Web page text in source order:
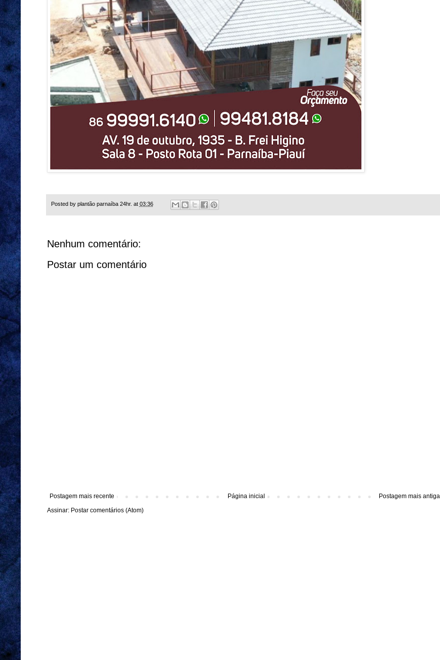
Posted by plantão parnaíba 24hr. at 03:36
Nenhum comentário:
Postar um comentário
Postagem mais recente Postagem mais antiga
Página inicial
Assinar: Postar comentários (Atom)